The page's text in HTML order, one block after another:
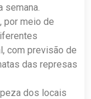
semana.
por meio de
com previsão de
das represas
dos locais